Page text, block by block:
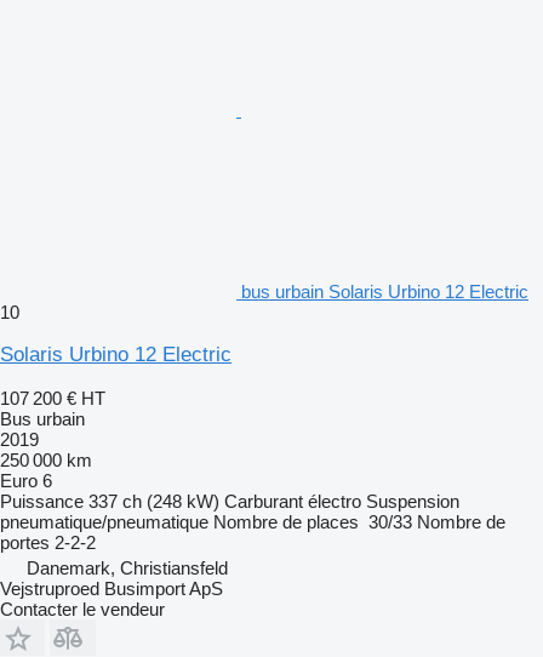
bus urbain Solaris Urbino 12 Electric
10
Solaris Urbino 12 Electric
107 200 € HT
Bus urbain
2019
250 000 km
Euro 6
Puissance 337 ch (248 kW) Carburant électro Suspension
pneumatique/pneumatique Nombre de places 30/33 Nombre de
portes 2-2-2
Danemark, Christiansfeld
Vejstruproed Busimport ApS
Contacter le vendeur